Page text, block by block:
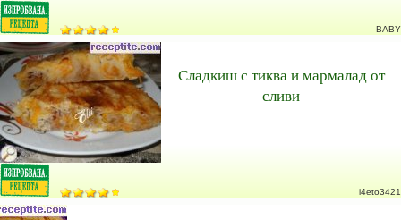
BABY
Сладкиш с тиква и мармалад от
сливи
i4eto3421